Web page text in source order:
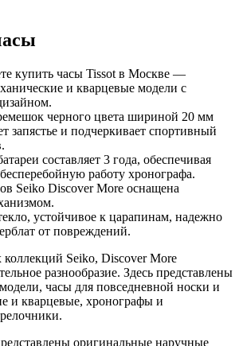
купить часы Tissot в Москве —
и кварцевые модели с
черного цвета шириной 20 мм
запястье и подчеркивает спортивный
составляет 3 года, обеспечивая
работу хронографа.
Seiko Discover More оснащена
устойчивое к царапинам, надежно
от повреждений.
коллекций Seiko, Discover More
разнообразие. Здесь представлены
часы для повседневной носки и
и кварцевые, хронографы и
оригинальные наручные